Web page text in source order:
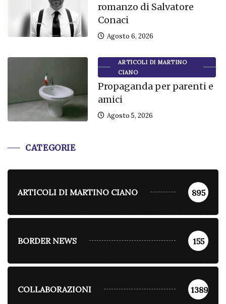
romanzo di Salvatore
Conaci
Agosto 6, 2026
ARTICOLI DI MARTINO
CIANO
Propaganda per parenti e
amici
Agosto 5, 2026
CATEGORIE
ARTICOLI DI MARTINO CIANO 895
BORDER NEWS 155
COLLABORAZIONI 1389